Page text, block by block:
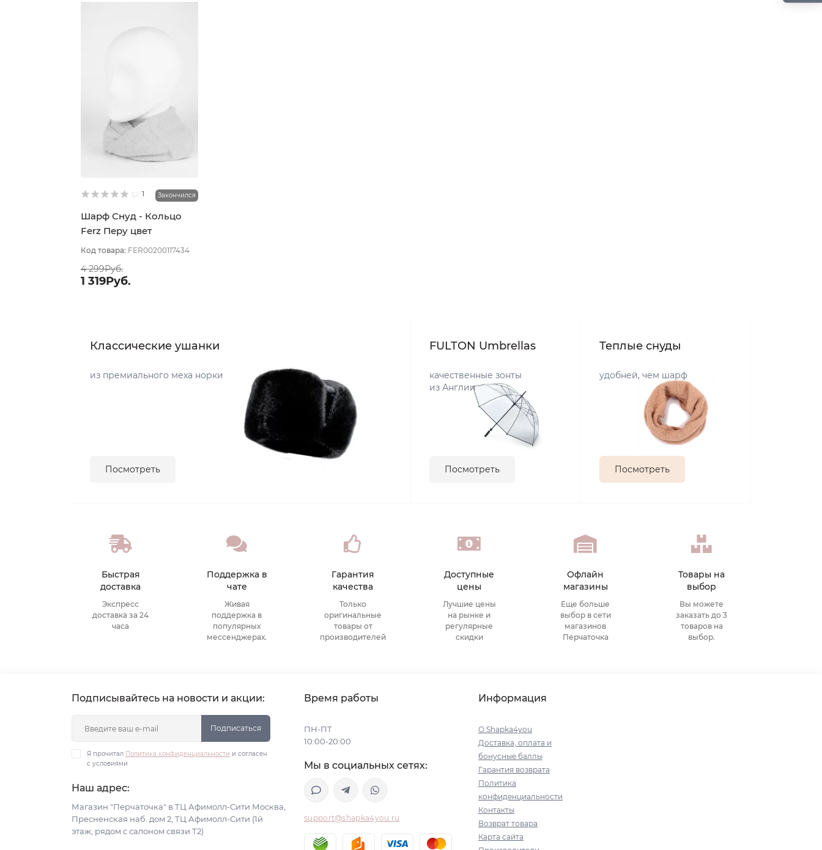
1 Закончился
Шарф Снуд - Кольцо
Ferz Перу цвет
Персиковый
Код товара: FER00200117434
4 299Руб.
1 319Руб.
Классические ушанки
из премиального меха норки
Посмотреть
FULTON Umbrellas
качественные зонты
из Англии
Посмотреть
Теплые снуды
удобней, чем шарф
Посмотреть
Быстрая
доставка
Экспресс
доставка за 24
часа
Поддержка в
чате
Живая
поддержка в
популярных
мессенджерах.
Гарантия
качества
Только
оригинальные
товары от
производителей
Доступные
цены
Лучшие цены
на рынке и
регулярные
скидки
Офлайн
магазины
Еще больше
выбор в сети
магазинов
Перчаточка
Товары на
выбор
Вы можете
заказать до 3
товаров на
выбор.
Подписывайтесь на новости и акции:
Подписаться
Я прочитал Политика конфиденциальности и согласен
с условиями
Наш адрес:
Магазин "Перчаточка" в ТЦ Афимолл-Сити Москва,
Пресненская наб. дом 2, ТЦ Афимолл-Сити (1й
этаж, рядом с салоном связи Т2)
Время работы
ПН-ПТ
10:00-20:00
Мы в социальных сетях:
support@shapka4you.ru
Информация
О Shapka4you
Доставка, оплата и
бонусные баллы
Гарантия возврата
Политика
конфиденциальности
Контакты
Возврат товара
Карта сайта